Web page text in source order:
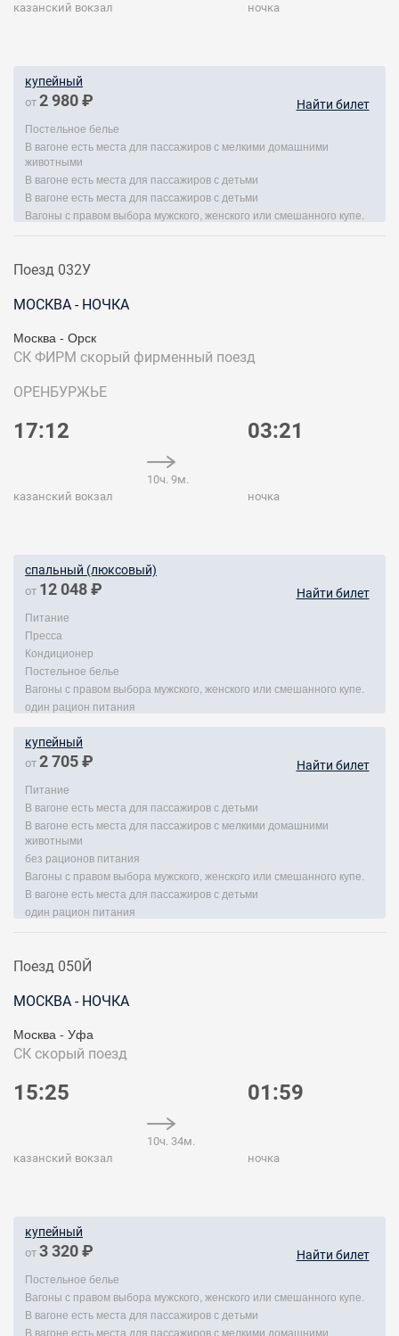
казанский вокзал ночка
купейный
от 2 980 ₽ Найти билет
Постельное белье
В вагоне есть места для пассажиров с мелкими домашними
животными
В вагоне есть места для пассажиров с детьми
В вагоне есть места для пассажиров с детьми
Вагоны с правом выбора мужского, женского или смешанного купе.
Поезд 032У
МОСКВА - НОЧКА
Москва - Орск
СК ФИРМ скорый фирменный поезд
ОРЕНБУРЖЬЕ
17:12
казанский вокзал
10ч. 9м.
03:21
ночка
спальный (люксовый)
от 12 048 ₽ Найти билет
Питание
Пресса
Кондиционер
Постельное белье
Вагоны с правом выбора мужского, женского или смешанного купе.
один рацион питания
купейный
от 2 705 ₽ Найти билет
Питание
В вагоне есть места для пассажиров с детьми
В вагоне есть места для пассажиров с мелкими домашними
животными
без рационов питания
Вагоны с правом выбора мужского, женского или смешанного купе.
В вагоне есть места для пассажиров с детьми
один рацион питания
Поезд 050Й
МОСКВА - НОЧКА
Москва - Уфа
СК скорый поезд
15:25
казанский вокзал
10ч. 34м.
01:59
ночка
купейный
от 3 320 ₽ Найти билет
Постельное белье
Вагоны с правом выбора мужского, женского или смешанного купе.
В вагоне есть места для пассажиров с детьми
В вагоне есть места для пассажиров с мелкими домашними